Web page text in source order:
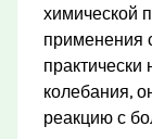
химической
применения
колебания,
реакцию с